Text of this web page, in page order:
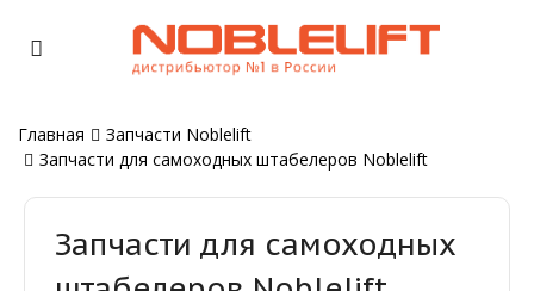
Главная
Запчасти Noblelift
Запчасти для самоходных штабелеров Noblelift
Запчасти для самоходных